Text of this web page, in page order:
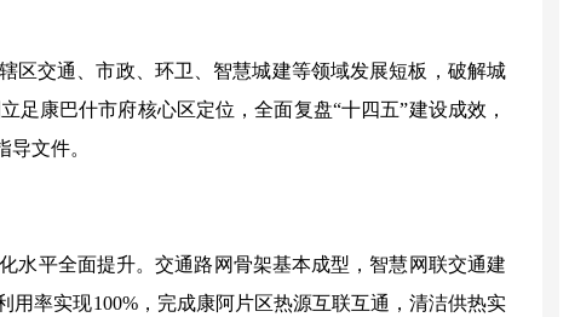
区交通、市政、环卫、智慧城建等领域发展短板，破解城
足康巴什市府核心区定位，全面复盘“十四五”建设成效，
文件。
水平全面提升。交通路网骨架基本成型，智慧网联交通建
用率实现100%，完成康阿片区热源互联互通，清洁供热实